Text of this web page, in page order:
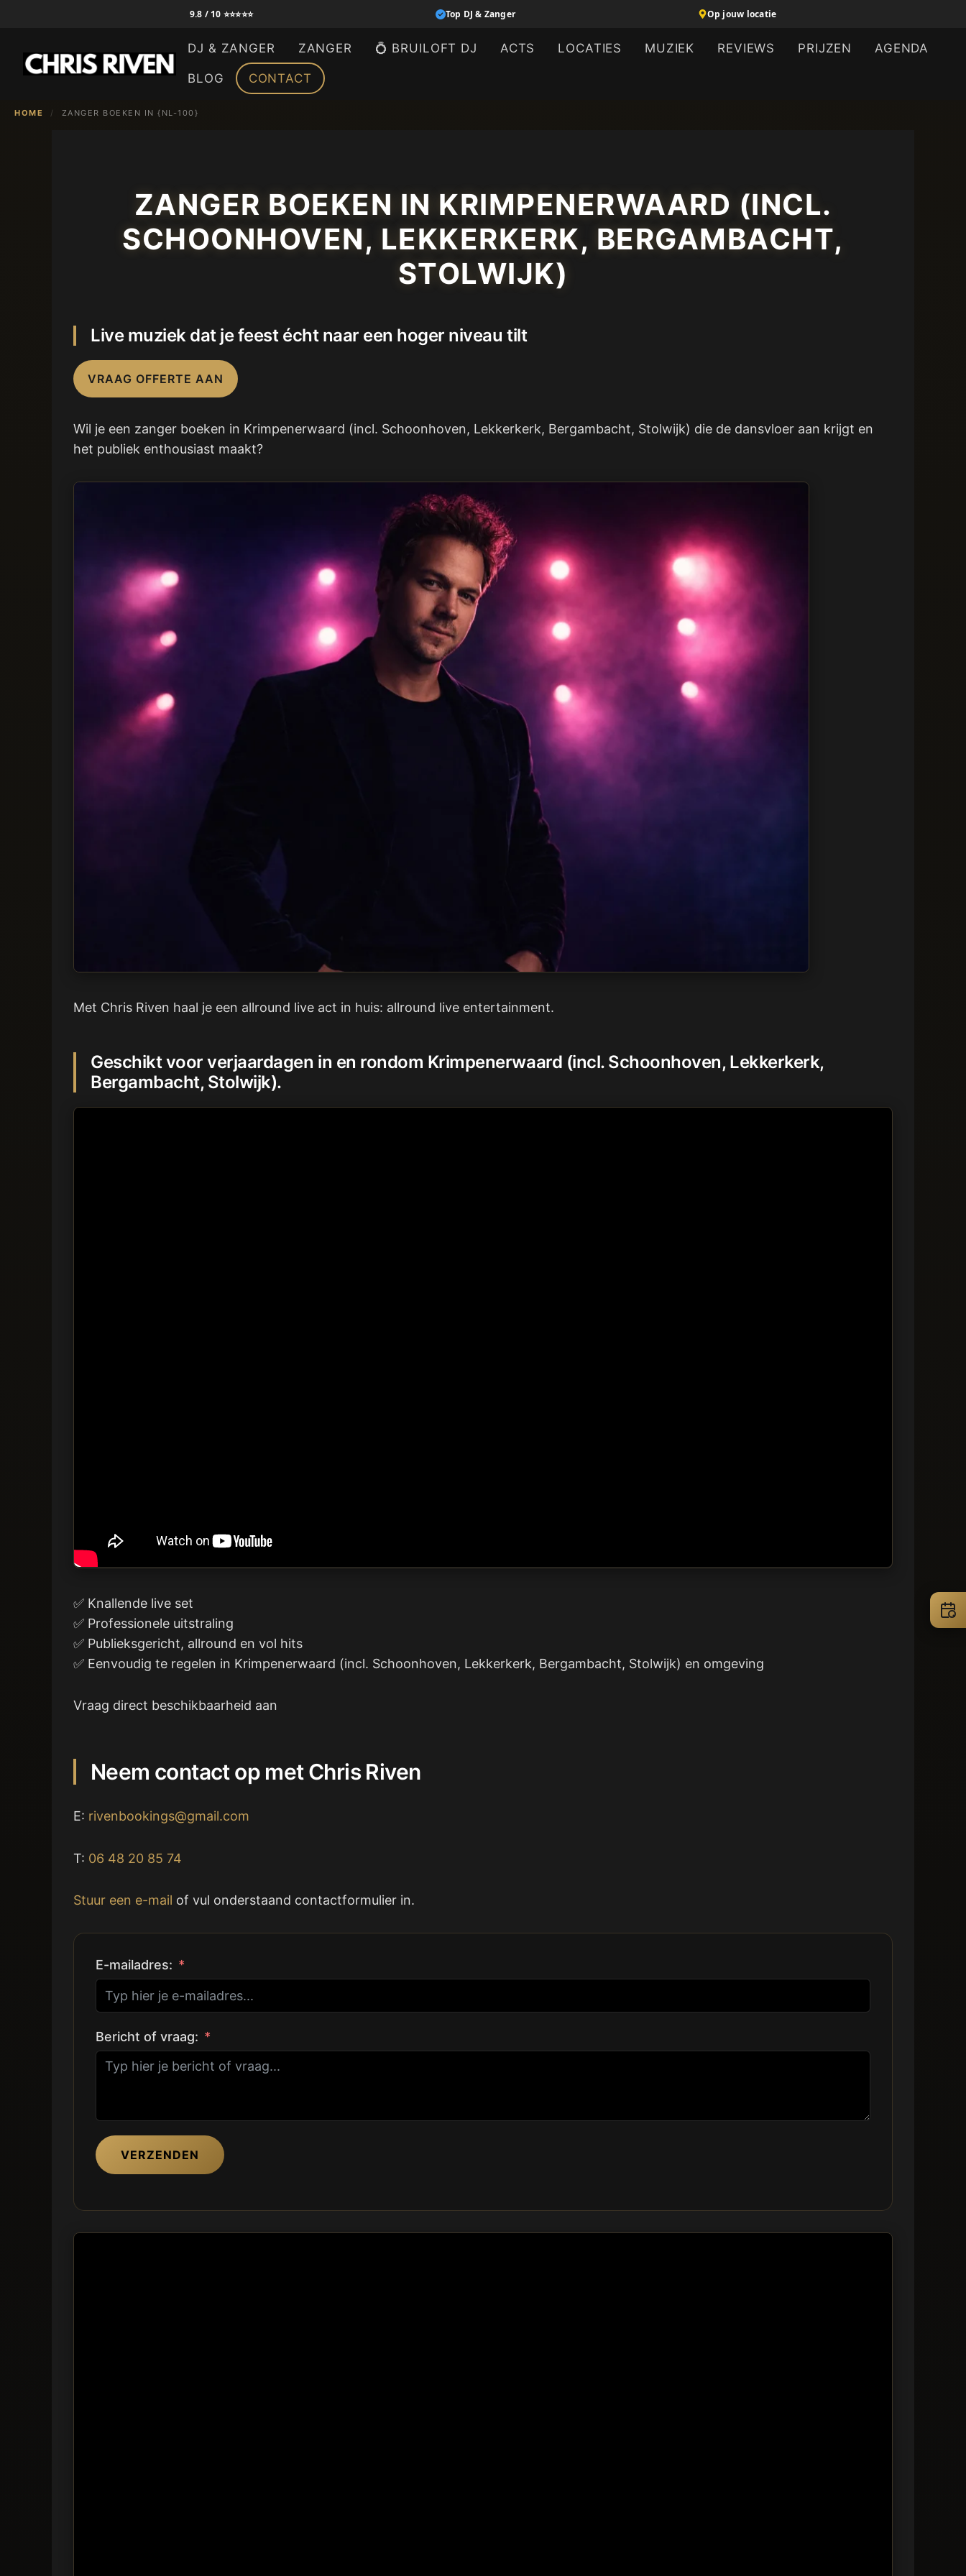
inhoud
9.8 / 10 ⭐⭐⭐⭐⭐ Top DJ & Zanger Op jouw locatie
DJ & ZANGER ZANGER 💍 BRUILOFT DJ ACTS LOCATIES MUZIEK REVIEWS PRIJZEN AGENDA
BLOG CONTACT
HOME / ZANGER BOEKEN IN {NL-100}
ZANGER BOEKEN IN KRIMPENERWAARD (INCL.
SCHOONHOVEN, LEKKERKERK, BERGAMBACHT,
STOLWIJK)
Live muziek dat je feest écht naar een hoger niveau tilt
VRAAG OFFERTE AAN
Wil je een zanger boeken in Krimpenerwaard (incl. Schoonhoven, Lekkerkerk, Bergambacht, Stolwijk) die de dansvloer aan krijgt en
het publiek enthousiast maakt?
Met Chris Riven haal je een allround live act in huis: allround live entertainment.
Geschikt voor verjaardagen in en rondom Krimpenerwaard (incl. Schoonhoven, Lekkerkerk,
Bergambacht, Stolwijk).
✅ Knallende live set
✅ Professionele uitstraling
✅ Publieksgericht, allround en vol hits
✅ Eenvoudig te regelen in Krimpenerwaard (incl. Schoonhoven, Lekkerkerk, Bergambacht, Stolwijk) en omgeving
Vraag direct beschikbaarheid aan
Neem contact op met Chris Riven
E: rivenbookings@gmail.com
T: 06 48 20 85 74
Stuur een e-mail of vul onderstaand contactformulier in.
E-mailadres:
Bericht of vraag:
VERZENDEN